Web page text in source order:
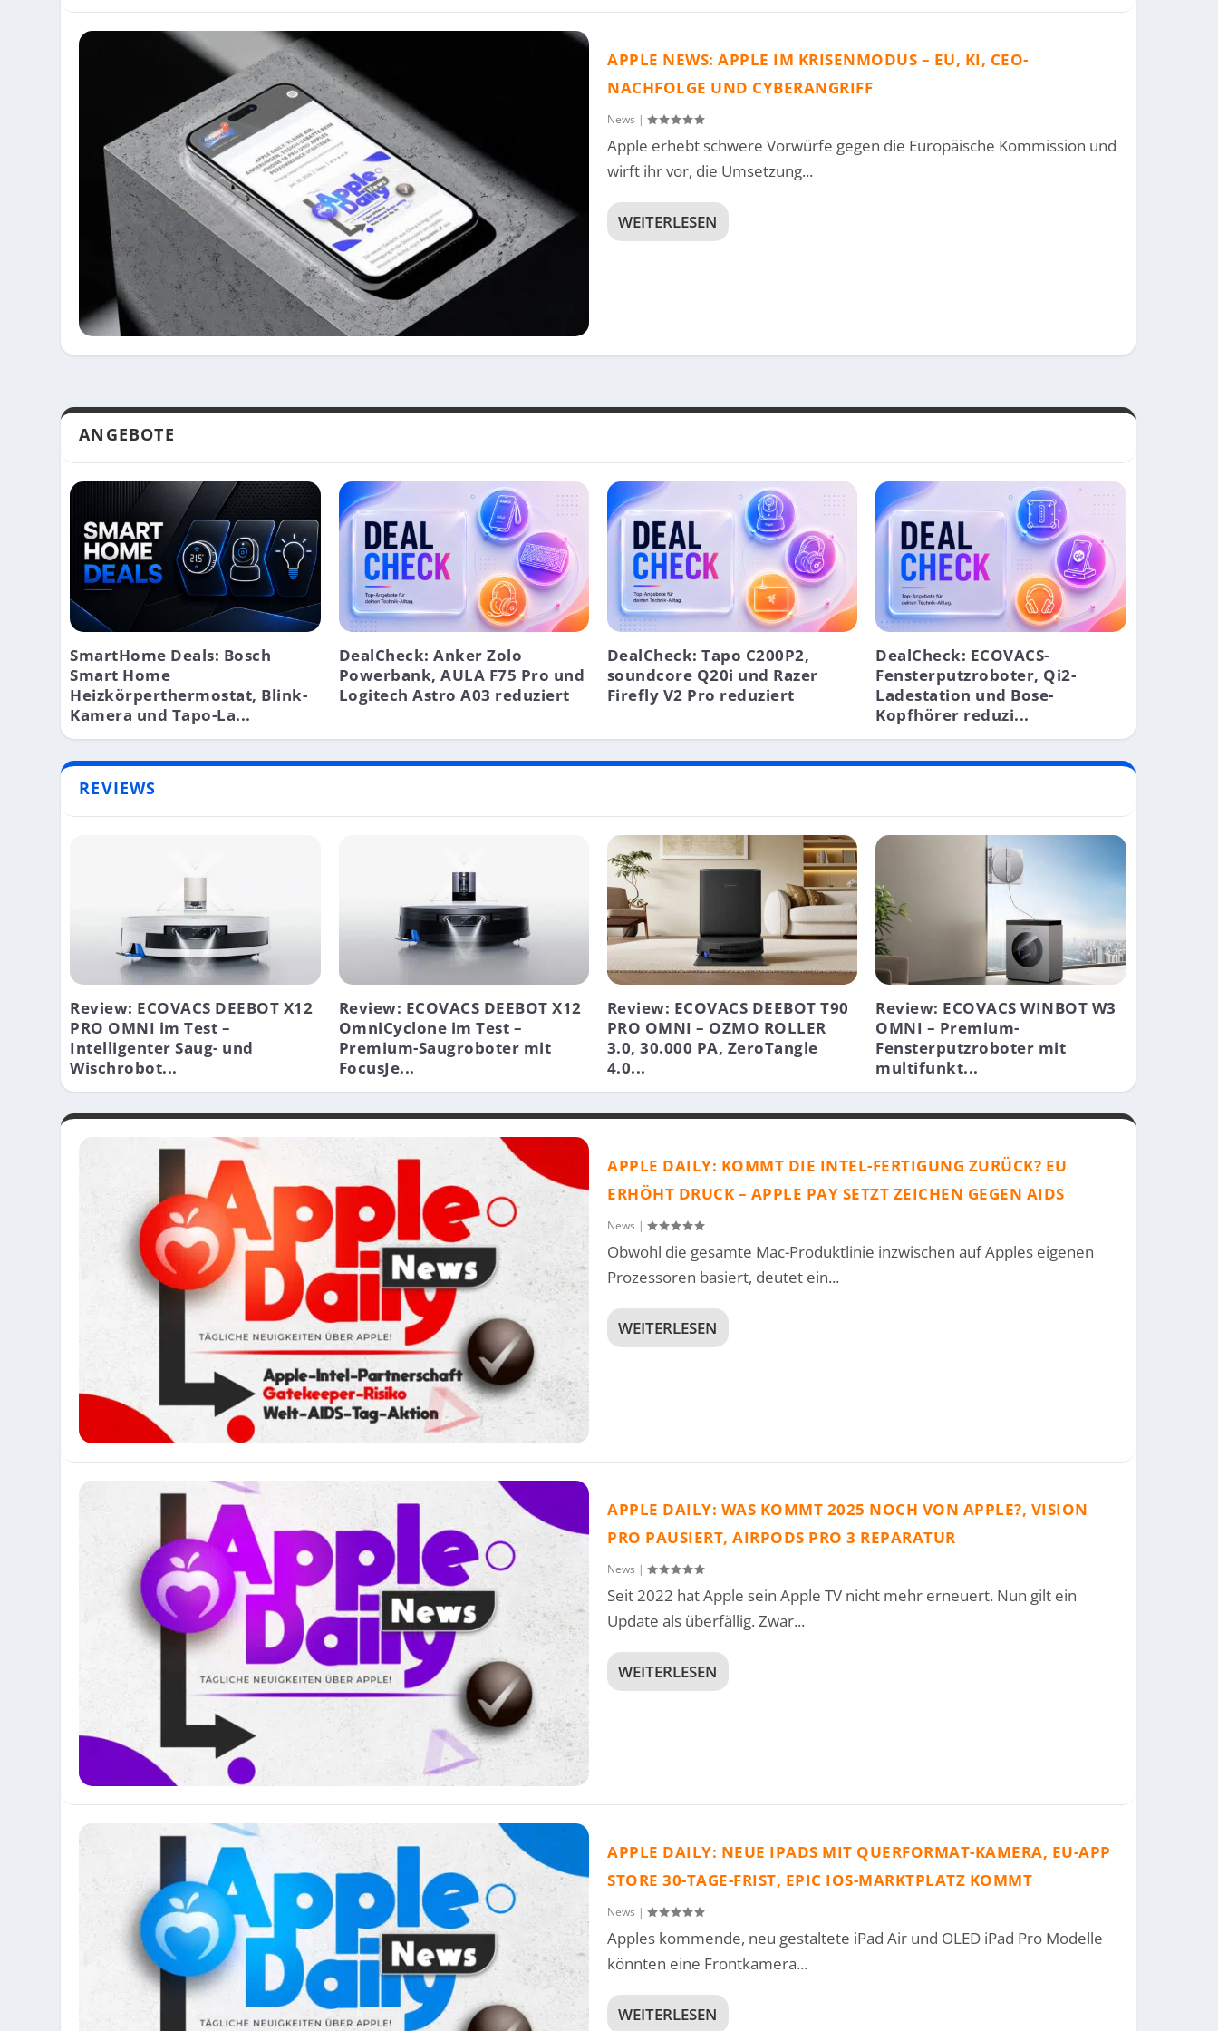
APPLE NEWS: APPLE IM KRISENMODUS – EU, KI, CEO-
NACHFOLGE UND CYBERANGRIFF
News |
Apple erhebt schwere Vorwürfe gegen die Europäische Kommission und
wirft ihr vor, die Umsetzung...
WEITERLESEN
ANGEBOTE
SmartHome Deals: Bosch
Smart Home
Heizkörperthermostat, Blink-
Kamera und Tapo-La...
DealCheck: Anker Zolo
Powerbank, AULA F75 Pro und
Logitech Astro A03 reduziert
DealCheck: Tapo C200P2,
soundcore Q20i und Razer
Firefly V2 Pro reduziert
DealCheck: ECOVACS-
Fensterputzroboter, Qi2-
Ladestation und Bose-
Kopfhörer reduzi...
REVIEWS
Review: ECOVACS DEEBOT X12
PRO OMNI im Test –
Intelligenter Saug- und
Wischrobot...
Review: ECOVACS DEEBOT X12
OmniCyclone im Test –
Premium-Saugroboter mit
FocusJe...
Review: ECOVACS DEEBOT T90
PRO OMNI – OZMO ROLLER
3.0, 30.000 PA, ZeroTangle
4.0...
Review: ECOVACS WINBOT W3
OMNI – Premium-
Fensterputzroboter mit
multifunkt...
APPLE DAILY: KOMMT DIE INTEL-FERTIGUNG ZURÜCK? EU
ERHÖHT DRUCK – APPLE PAY SETZT ZEICHEN GEGEN AIDS
News |
Obwohl die gesamte Mac-Produktlinie inzwischen auf Apples eigenen
Prozessoren basiert, deutet ein...
WEITERLESEN
APPLE DAILY: WAS KOMMT 2025 NOCH VON APPLE?, VISION
PRO PAUSIERT, AIRPODS PRO 3 REPARATUR
News |
Seit 2022 hat Apple sein Apple TV nicht mehr erneuert. Nun gilt ein
Update als überfällig. Zwar...
WEITERLESEN
APPLE DAILY: NEUE IPADS MIT QUERFORMAT-KAMERA, EU-APP
STORE 30-TAGE-FRIST, EPIC IOS-MARKTPLATZ KOMMT
News |
Apples kommende, neu gestaltete iPad Air und OLED iPad Pro Modelle
könnten eine Frontkamera...
WEITERLESEN